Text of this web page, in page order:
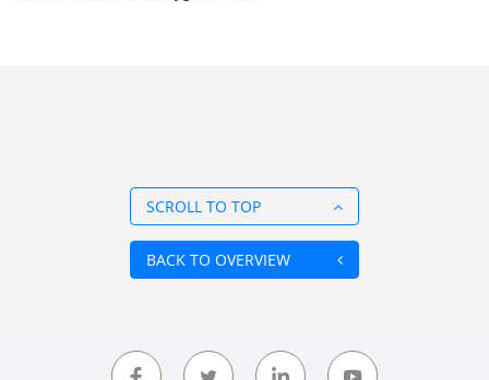
SCROLL TO TOP
BACK TO OVERVIEW